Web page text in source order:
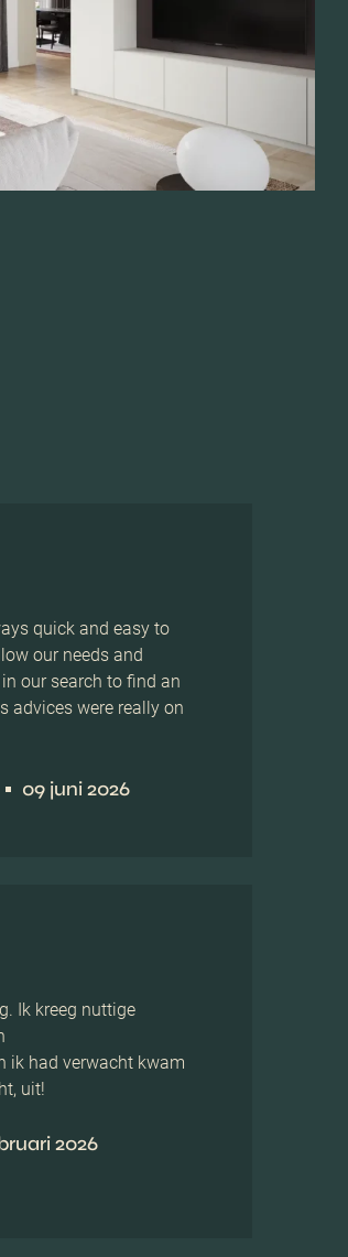
quick and easy to
our needs and
our search to find an
advices were really on
09 juni 2026
Ik kreeg nuttige
ik had verwacht kwam
uit!
2026